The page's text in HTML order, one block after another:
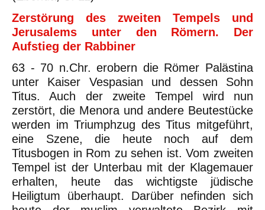
Zerstörung des zweiten Tempels und
Jerusalems unter den Römern. Der
Aufstieg der Rabbiner
63 - 70 n.Chr. erobern die Römer Palästina
unter Kaiser Vespasian und dessen Sohn
Titus. Auch der zweite Tempel wird nun
zerstört, die Menora und andere Beutestücke
werden im Triumphzug des Titus mitgeführt,
eine Szene, die heute noch auf dem
Titusbogen in Rom zu sehen ist. Vom zweiten
Tempel ist der Unterbau mit der Klagemauer
erhalten, heute das wichtigste jüdische
Heiligtum überhaupt. Darüber nefinden sich